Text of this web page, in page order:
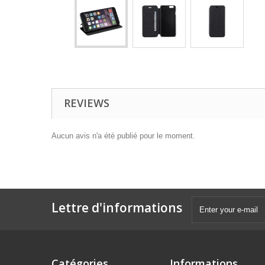
REVIEWS
Aucun avis n'a été publié pour le moment.
Lettre d'informations